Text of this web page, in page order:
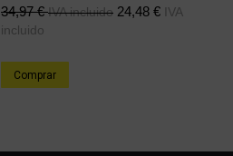
34,97€ IVA incluido 24,48 € IVA
incluido
Comprar